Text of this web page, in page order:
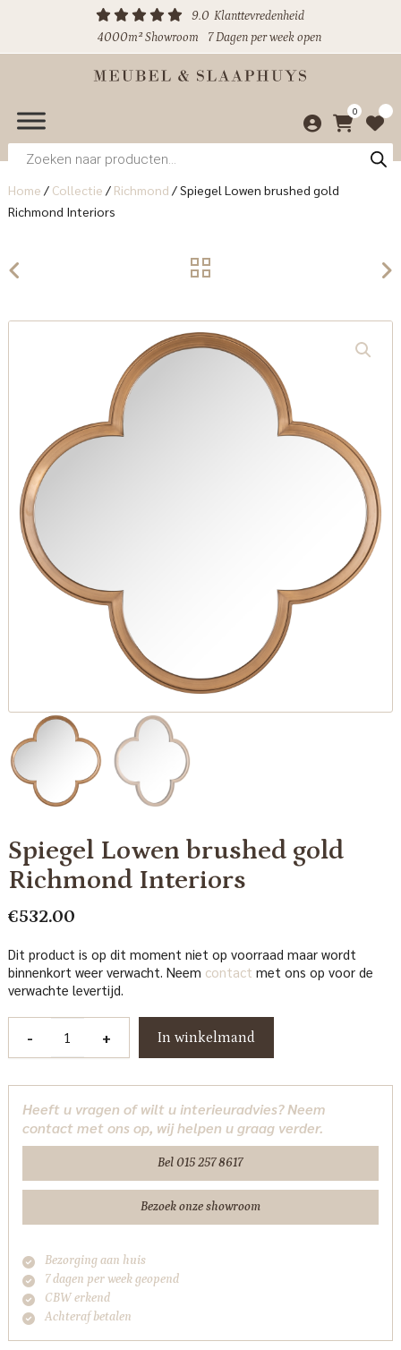
9.0 Klanttevredenheid
4000m² Showroom
7 Dagen per week open
0
Producten
zoeken
Home / Collectie / Richmond /Spiegel Lowen brushed gold
Richmond Interiors
Spiegel Lowen brushed gold
Richmond Interiors
€532.00
Dit product is op dit moment niet op voorraad maar wordt
binnenkort weer verwacht. Neem contact met ons op voor de
verwachte levertijd.
-
gold
Richmond
Interiors
+ In winkelmand
Heeft u vragen of wilt u interieuradvies? Neem
contact met ons op, wij helpen u graag verder.
Bel 015 257 8617
Bezoek onze showroom
Bezorging aan huis
7 dagen per week geopend
CBW erkend
Achteraf betalen